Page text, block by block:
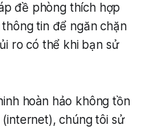
đề phòng thích hợp
tin để ngăn chặn
ro có thể khi bạn sử
hoàn hảo không tồn
chúng tôi sử